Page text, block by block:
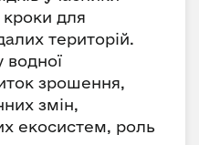
кроки для
територій.
водної
зрошення,
змін,
екосистем, роль